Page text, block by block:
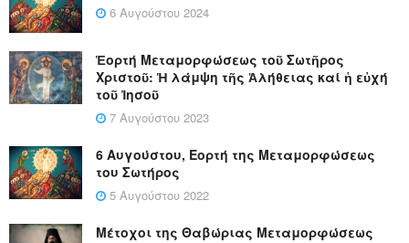
6 Αυγούστου 2024
Ἑορτή Μεταμορφώσεως τοῦ Σωτῆρος
Χριστοῦ: Ἡ λάμψη τῆς Ἀλήθειας καί ἡ εὐχή
τοῦ Ἰησοῦ
7 Αυγούστου 2023
6 Αυγούστου, Εορτή της Μεταμορφώσεως
του Σωτήρος
5 Αυγούστου 2022
Μέτοχοι της Θαβώριας Μεταμορφώσεως